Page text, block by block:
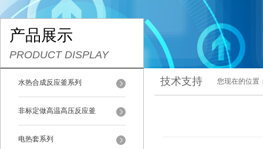
产品展示
PRODUCT DISPLAY
水热合成反应釜系列
非标定做高温高压反应釜
电热套系列
技术支持 您现在的位置